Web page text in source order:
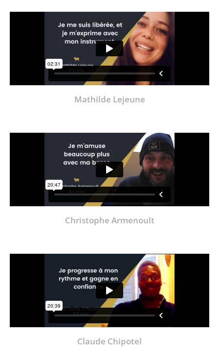
Mathilde Lejeune
Christophe Armenoult
Claude Chipotel